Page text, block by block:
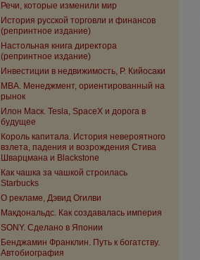
Речи, которые изменили мир
История русской торговли и финансов
(репринтное издание)
Настольная книга директора
(репринтное издание)
Инвестиции в недвижимость, Р. Кийосаки
MBA. Менеджмент, ориентированный на
рынок
Илон Маск. Tesla, SpaceX и дорога в
будущее
Король капитала. История невероятного
взлета, падения и возрождения Стива
Шварцмана и Blackstone
Как чашка за чашкой строилась
Starbucks
О рекламе, Дэвид Огилви
Макдональдс. Как создавалась империя
SONY. Сделано в Японии
Бенджамин Франклин. Путь к богатству.
Автобиография